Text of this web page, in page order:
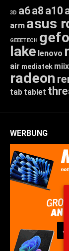
3D a6a8 a10
arm asus
GEEETECH
lake lenovo
air mediatek miix
radeon
tab tablet
WERBUNG